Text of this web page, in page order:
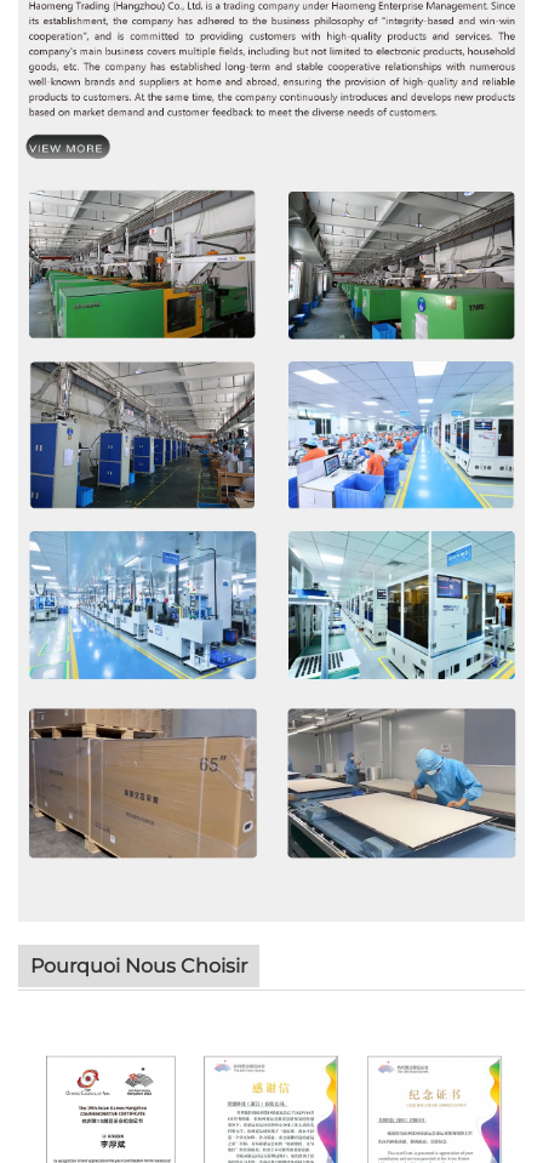
Pourquoi Nous Choisir